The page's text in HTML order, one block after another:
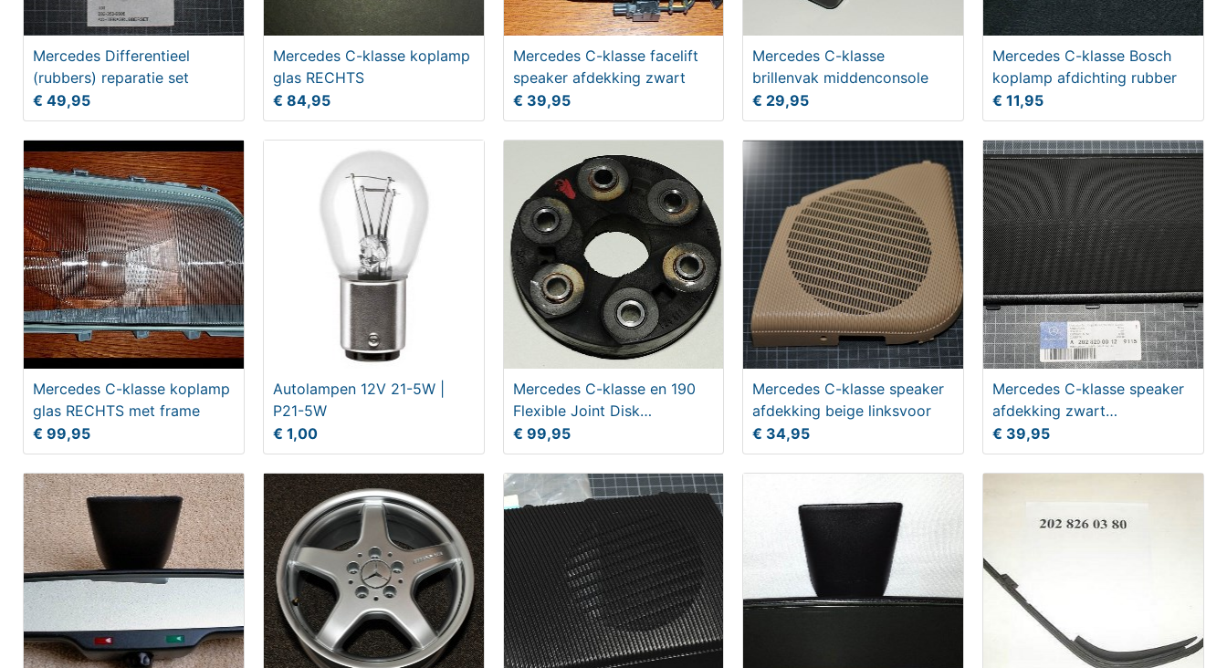
Mercedes Differentieel
(rubbers) reparatie set
€ 49,95
Mercedes C-klasse koplamp
glas RECHTS
€ 84,95
Mercedes C-klasse facelift
speaker afdekking zwart
€ 39,95
Mercedes C-klasse
brillenvak middenconsole
€ 29,95
Mercedes C-klasse Bosch
koplamp afdichting rubber
€ 11,95
Mercedes C-klasse koplamp
glas RECHTS met frame
€ 99,95
Autolampen 12V 21-5W |
P21-5W
€ 1,00
Mercedes C-klasse en 190
Flexible Joint Disk
Hardyschijf
€ 99,95
Mercedes C-klasse speaker
afdekking beige linksvoor
€ 34,95
Mercedes C-klasse speaker
afdekking zwart
hoedenplank
€ 39,95